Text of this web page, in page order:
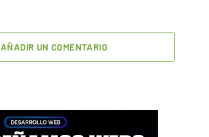
AÑADIR UN COMENTARIO